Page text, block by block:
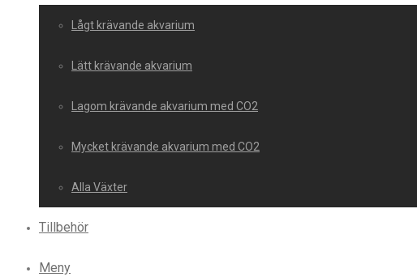
Lågt krävande akvarium
Lätt krävande akvarium
Lagom krävande akvarium med CO2
Mycket krävande akvarium med CO2
Alla Växter
Tillbehör
Meny